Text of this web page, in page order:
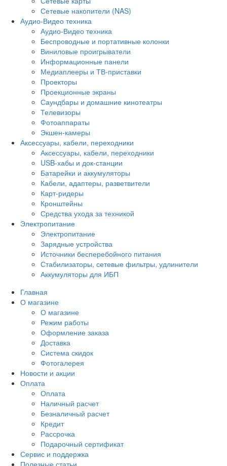
Сетевые накопители (NAS)
Аудио-Видео техника
Аудио-Видео техника
Беспроводные и портативные колонки
Виниловые проигрыватели
Информационные панели
Медиаплееры и ТВ-приставки
Проекторы
Проекционные экраны
Саундбары и домашние кинотеатры
Телевизоры
Фотоаппараты
Экшен-камеры
Аксессуары, кабели, переходники
Аксессуары, кабели, переходники
USB-хабы и док-станции
Батарейки и аккумуляторы
Кабели, адаптеры, разветвители
Карт-ридеры
Кронштейны
Средства ухода за техникой
Электропитание
Электропитание
Зарядные устройства
Источники бесперебойного питания
Стабилизаторы, сетевые фильтры, удлинители
Аккумуляторы для ИБП
Главная
О магазине
О магазине
Режим работы
Оформление заказа
Доставка
Система скидок
Фотогалерея
Новости и акции
Оплата
Оплата
Наличный расчет
Безналичный расчет
Кредит
Рассрочка
Подарочный сертификат
Сервис и поддержка
Полезные статьи